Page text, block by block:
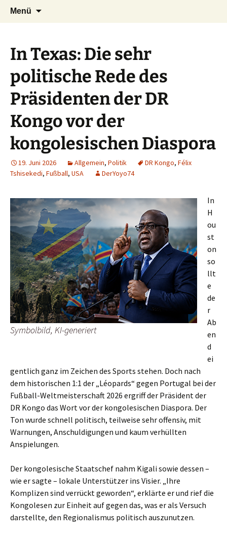
ZumAFRICA live
Seit 1998: Aktuelles aus und mit Bezug zu
Afrika
Menü
In Texas: Die sehr
politische Rede des
Präsidenten der DR
Kongo vor der
kongolesischen Diaspora
19. Juni 2026 Allgemein, Politik DR Kongo, Félix
Tshisekedi, Fußball, USA DerYoyo74
Symbolbild, KI-generiert
In
H
ou
st
on
so
llt
e
de
r
Ab
en
d
ei
gentlich ganz im Zeichen des Sports stehen. Doch nach
dem historischen 1:1 der „Léopards“ gegen Portugal bei der
Fußball-Weltmeisterschaft 2026 ergriff der Präsident der
DR Kongo das Wort vor der kongolesischen Diaspora. Der
Ton wurde schnell politisch, teilweise sehr offensiv, mit
Warnungen, Anschuldigungen und kaum verhüllten
Anspielungen.
Der kongolesische Staatschef nahm Kigali sowie dessen –
wie er sagte – lokale Unterstützer ins Visier. „Ihre
Komplizen sind verrückt geworden“, erklärte er und rief die
Kongolesen zur Einheit auf gegen das, was er als Versuch
darstellte, den Regionalismus politisch auszunutzen.